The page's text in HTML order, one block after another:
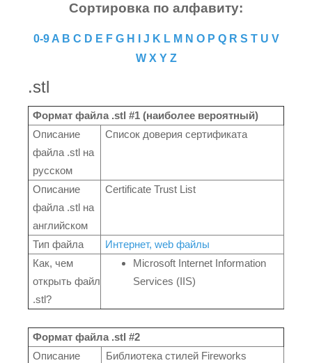
Сортировка по алфавиту:
0-9 A B C D E F G H J K L M N O P Q R S T U V
W X Y Z
.stl
Формат файла .stl #1 (наиболее вероятный)
Описание
файла .stl на
русском
Список доверия сертификата
Описание
файла .stl на
английском
Certificate Trust List
Тип файла
Интернет, web файлы
Как, чем
открыть файл
.stl?
Microsoft Internet Information
Services (IIS)
Формат файла .stl #2
Описание
Библиотека стилей Fireworks